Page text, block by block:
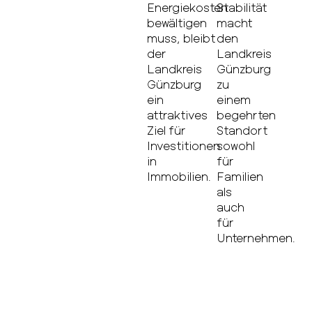
Energiekosten
bewältigen
muss, bleibt
der
Landkreis
Günzburg
ein
attraktives
Ziel für
Investitionen
in
Immobilien.
Stabilität
macht
den
Landkreis
Günzburg
zu
einem
begehrten
Standort
sowohl
für
Familien
als
auch
für
Unternehmen.